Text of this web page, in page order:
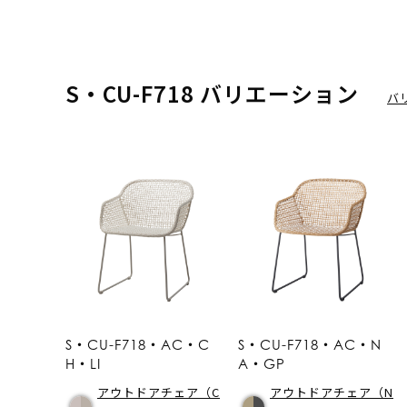
S・CU-F718 バリエーション バ
S・CU-F718・AC・C
H・LI
アウトドアチェア（C
S・CU-F718・AC・N
A・GP
アウトドアチェア（N